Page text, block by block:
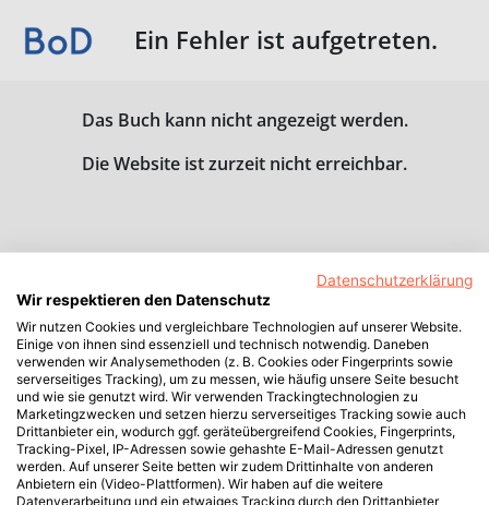
Ein Fehler ist aufgetreten.
Das Buch kann nicht angezeigt werden.
Die Website ist zurzeit nicht erreichbar.
Datenschutzerklärung
Wir respektieren den Datenschutz
Wir nutzen Cookies und vergleichbare Technologien auf unserer Website.
Einige von ihnen sind essenziell und technisch notwendig. Daneben
verwenden wir Analysemethoden (z. B. Cookies oder Fingerprints sowie
serverseitiges Tracking), um zu messen, wie häufig unsere Seite besucht
und wie sie genutzt wird. Wir verwenden Trackingtechnologien zu
Marketingzwecken und setzen hierzu serverseitiges Tracking sowie auch
Drittanbieter ein, wodurch ggf. geräteübergreifend Cookies, Fingerprints,
Tracking-Pixel, IP-Adressen sowie gehashte E-Mail-Adressen genutzt
werden. Auf unserer Seite betten wir zudem Drittinhalte von anderen
Anbietern ein (Video-Plattformen). Wir haben auf die weitere
Datenverarbeitung und ein etwaiges Tracking durch den Drittanbieter